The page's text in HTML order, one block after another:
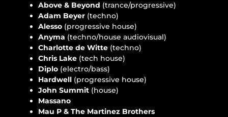
Above & Beyond (trance/progressive)
Adam Beyer (techno)
Alesso (progressive house)
Anyma (techno/house audiovisual)
Charlotte de Witte (techno)
Chris Lake (tech house)
Diplo (electro/bass)
Hardwell (progressive house)
John Summit (house)
Massano
Mau P & The Martinez Brothers